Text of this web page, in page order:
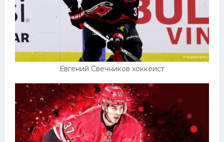
Евгений Свечников хоккеист